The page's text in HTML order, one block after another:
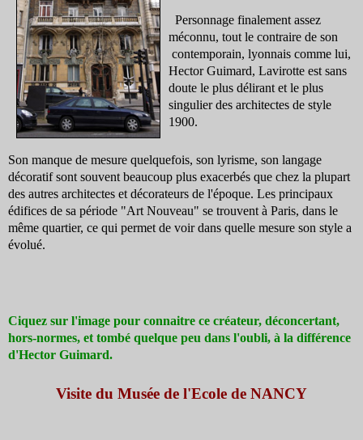
Personnage finalement assez
méconnu, tout le contraire de son
contemporain, lyonnais comme lui,
Hector Guimard, Lavirotte est sans
doute le plus délirant et le plus
singulier des architectes de style
1900.
Son manque de mesure quelquefois, son lyrisme, son langage
décoratif sont souvent beaucoup plus exacerbés que chez la plupart
des autres architectes et décorateurs de l'époque. Les principaux
édifices de sa période "Art Nouveau" se trouvent à Paris, dans le
même quartier, ce qui permet de voir dans quelle mesure son style a
évolué.
Ciquez sur l'image pour connaitre ce créateur, déconcertant,
hors-normes, et tombé quelque peu dans l'oubli, à la différence
d'Hector Guimard.
Visite du Musée de l'Ecole de NANCY